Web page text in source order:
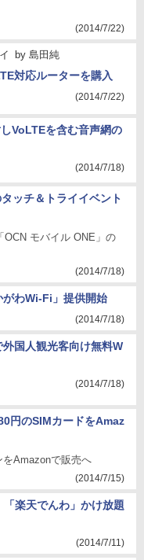
(2014/7/22)
by 島田純
対応ルーターを購入
(2014/7/22)
VoLTEを含む音声網の
(2014/7/18)
ッチ＆トライイベント
OCN モバイル ONE」の
(2014/7/18)
わWi-Fi」提供開始
(2014/7/18)
国人観光客向け無料W
(2014/7/18)
円のSIMカードをAmaz
Amazonで販売へ
(2014/7/15)
楽天でんわ」かけ放題
(2014/7/11)